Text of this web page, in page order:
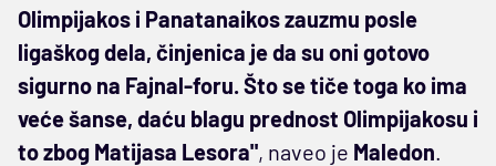
Olimpijakos i Panatanaikos zauzmu posle
ligaškog dela, činjenica je da su oni gotovo
sigurno na Fajnal-foru. Što se tiče toga ko ima
veće šanse, daću blagu prednost Olimpijakosu i
to zbog Matijasa Lesora", naveo je Maledon.